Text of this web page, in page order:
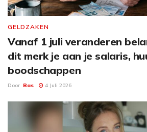
GELDZAKEN
Vanaf 1 juli veranderen
dit merk je aan je salaris,
boodschappen
Door Bas 4 Juli 2026